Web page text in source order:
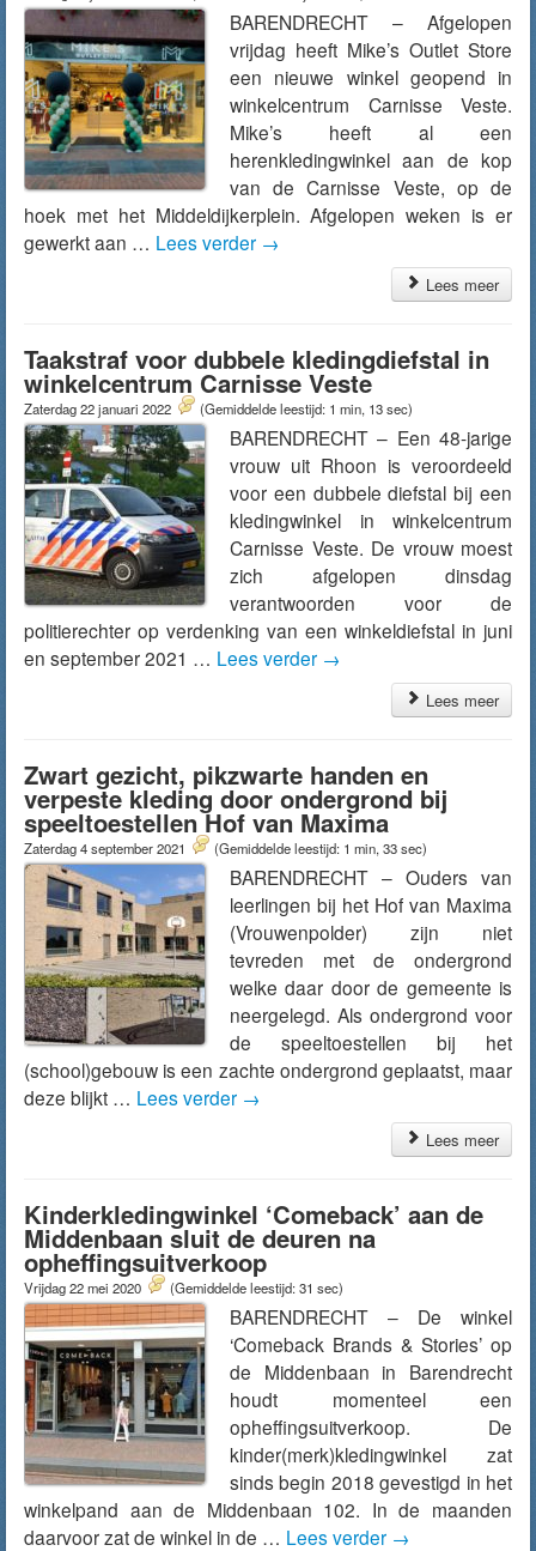
BARENDRECHT – Afgelopen
vrijdag heeft Mike’s Outlet Store
een nieuwe winkel geopend in
winkelcentrum Carnisse Veste.
Mike’s heeft al een
herenkledingwinkel aan de kop
van de Carnisse Veste, op de
hoek met het Middeldijkerplein. Afgelopen weken is er
gewerkt aan … Lees verder →
Lees meer
Taakstraf voor dubbele kledingdiefstal in
winkelcentrum Carnisse Veste
Zaterdag 22 januari 2022 (Gemiddelde leestijd: 1 min, 13 sec)
BARENDRECHT – Een 48-jarige
vrouw uit Rhoon is veroordeeld
voor een dubbele diefstal bij een
kledingwinkel in winkelcentrum
Carnisse Veste. De vrouw moest
zich afgelopen dinsdag
verantwoorden voor de
politierechter op verdenking van een winkeldiefstal in juni
en september 2021 … Lees verder →
Lees meer
Zwart gezicht, pikzwarte handen en
verpeste kleding door ondergrond bij
speeltoestellen Hof van Maxima
Zaterdag 4 september 2021 (Gemiddelde leestijd: 1 min, 33 sec)
BARENDRECHT – Ouders van
leerlingen bij het Hof van Maxima
(Vrouwenpolder) zijn niet
tevreden met de ondergrond
welke daar door de gemeente is
neergelegd. Als ondergrond voor
de speeltoestellen bij het
(school)gebouw is een zachte ondergrond geplaatst, maar
deze blijkt … Lees verder →
Lees meer
Kinderkledingwinkel ‘Comeback’ aan de
Middenbaan sluit de deuren na
opheffingsuitverkoop
Vrijdag 22 mei 2020 (Gemiddelde leestijd: 31 sec)
BARENDRECHT – De winkel
‘Comeback Brands & Stories’ op
de Middenbaan in Barendrecht
houdt momenteel een
opheffingsuitverkoop. De
kinder(merk)kledingwinkel zat
sinds begin 2018 gevestigd in het
winkelpand aan de Middenbaan 102. In de maanden
daarvoor zat de winkel in de … Lees verder →